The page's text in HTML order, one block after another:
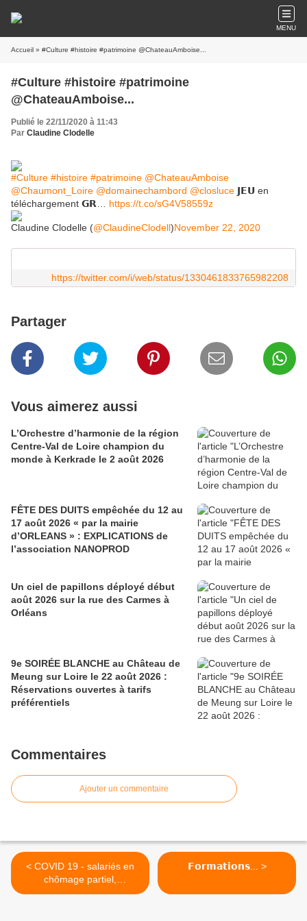
MENU
Accueil » #Culture #histoire #patrimoine @ChateauAmboise...
#Culture #histoire #patrimoine
@ChateauAmboise...
Publié le 22/11/2020 à 11:43
Par Claudine Clodelle
#Culture #histoire #patrimoine @ChateauAmboise
@Chaumont_Loire @domainechambord @closluce 𝗝𝗘𝗨 en
téléchargement 𝗚𝗥… https://t.co/sG4V58559z
Claudine Clodelle (@ClaudineClodell)November 22, 2020
https://twitter.com/i/web/status/1330461833765982208
Partager
Vous aimerez aussi
L’Orchestre d’harmonie de la région
Centre-Val de Loire champion du
monde à Kerkrade le 2 août 2026
FÊTE DES DUITS empêchée du 12 au
17 août 2026 « par la mairie
d’ORLEANS » : EXPLICATIONS de
l’association NANOPROD
Un ciel de papillons déployé début
août 2026 sur la rue des Carmes à
Orléans
9e SOIRÉE BLANCHE au Château de
Meung sur Loire le 22 août 2026 :
Réservations ouvertes à tarifs
préférentiels
Commentaires
Ajouter un commentaire
< COVID 19 - salariés en
chômage partiel,
commerçants, artisans,
𝗙𝗼𝗿𝗺𝗮𝘁𝗶𝗼𝗻𝘀... >